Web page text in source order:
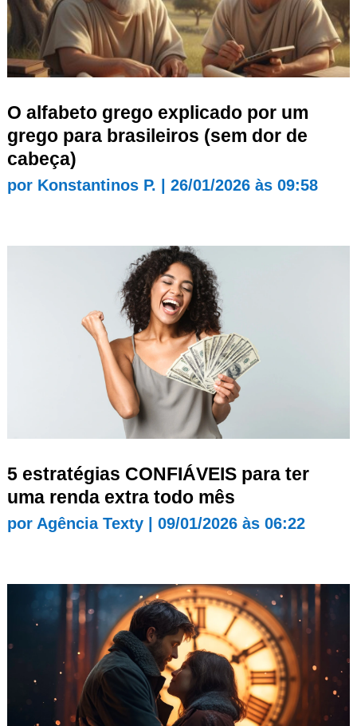
O alfabeto grego explicado por um
grego para brasileiros (sem dor de
cabeça)
por Konstantinos P. 26/01/2026 às 09:58
5 estratégias CONFIÁVEIS para ter
uma renda extra todo mês
por Agência Texty| 09/01/2026 às 06:22